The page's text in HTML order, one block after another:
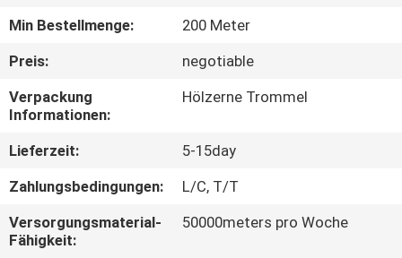
FABRIK-
AUSFLUG
QUALITÄTSKONTROLLE
TRETEN
SIE
Min Bestellmenge:
200 Meter
Preis:
negotiable
Verpackung
Informationen:
Hölzerne Trommel
Lieferzeit:
5-15day
Zahlungsbedingungen:
L/C, T/T
Versorgungsmaterial-
Fähigkeit:
50000meters pro Woche